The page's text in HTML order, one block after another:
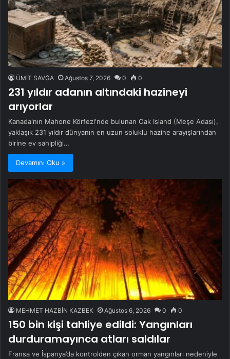
ÜMİT SAVĞA Ağustos 7, 2026 0 0
231 yıldır adanın altındaki hazineyi
arıyorlar
Kanada'nın Mahone Körfezi'nde bulunan Oak Island (Meşe Adası),
yaklaşık 231 yıldır dünyanın en uzun soluklu hazine arayışlarından
birine ev sahipliği…
Devamını Oku »
MEHMET HAZBİN KAZBEK Ağustos 6, 2026 0 0
150 bin kişi tahliye edildi: Yangınları
durduramayınca atları saldılar
Fransa ve İspanya’da kontrolden çıkan orman yangınları nedeniyle